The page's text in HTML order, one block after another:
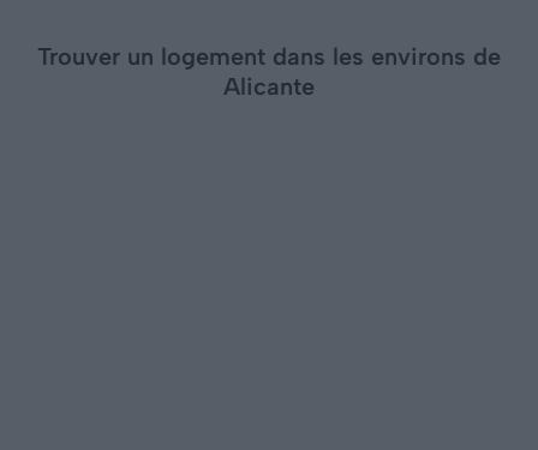
Trouver un logement dans les environs de
Alicante